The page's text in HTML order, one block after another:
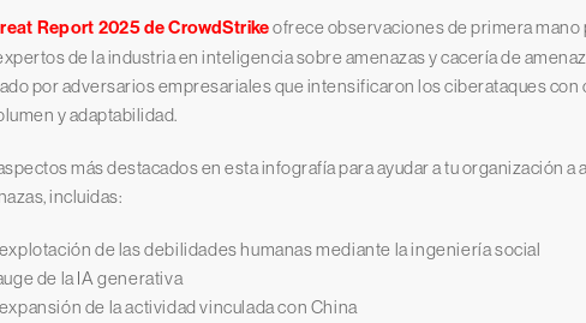
Report 2025 de CrowdStrikeofrece observaciones de primera mano
de la industria en inteligencia sobre amenazas y cacería de
por adversarios empresariales que intensificaron los ciberataques con
y adaptabilidad.
más destacados en esta infografía para ayudar a tu organización a
incluidas:
de las debilidades humanas mediante la ingeniería social
de la IA generativa
de la actividad vinculada con China